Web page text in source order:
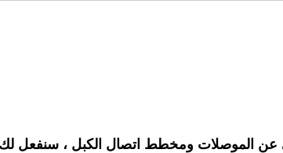
ومخطط اتصال الكبل ، سنفعل لك ، 1 قطعة متوفرة أيضًا